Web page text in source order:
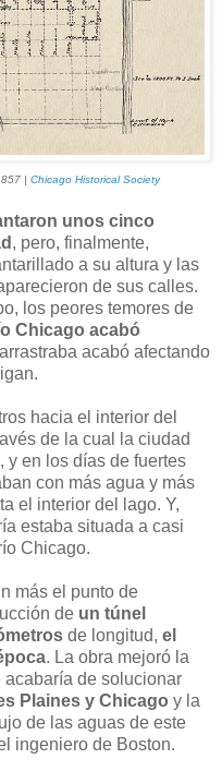
| Chicago Historical Society
unos cinco
, pero, finalmente,
a su altura y las
de sus calles.
los peores temores de
Chicago acabó
acabó afectando
hacia el interior del
de la cual la ciudad
y en los días de fuertes
con más agua y más
el interior del lago. Y,
estaba situada a casi
Chicago.
más el punto de
de un túnel
de longitud, el
. La obra mejoró la
de solucionar
Plaines y Chicago y la
de las aguas de este
ingeniero de Boston.